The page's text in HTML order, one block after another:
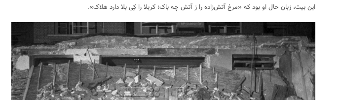
این بیت، زبان حال او بود که «مرغ آتش‌زاده را ز آتش چه باک؛ کربلا را کِی بلا دارد هلاک».